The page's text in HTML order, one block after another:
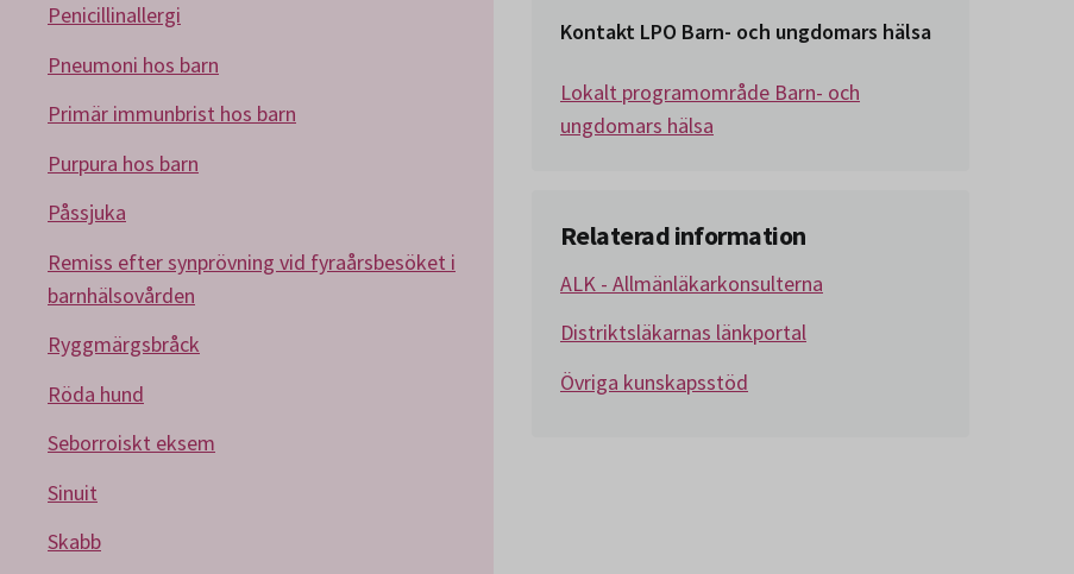
Penicillinallergi
Pneumoni hos barn
Primär immunbrist hos barn
Purpura hos barn
Påssjuka
Remiss efter synprövning vid fyraårsbesöket i
barnhälsovården
Ryggmärgsbråck
Röda hund
Seborroiskt eksem
Sinuit
Skabb
Kontakt LPO Barn- och ungdomars hälsa
Lokalt programområde Barn- och
ungdomars hälsa
Relaterad information
ALK - Allmänläkarkonsulterna
Distriktsläkarnas länkportal
Övriga kunskapsstöd